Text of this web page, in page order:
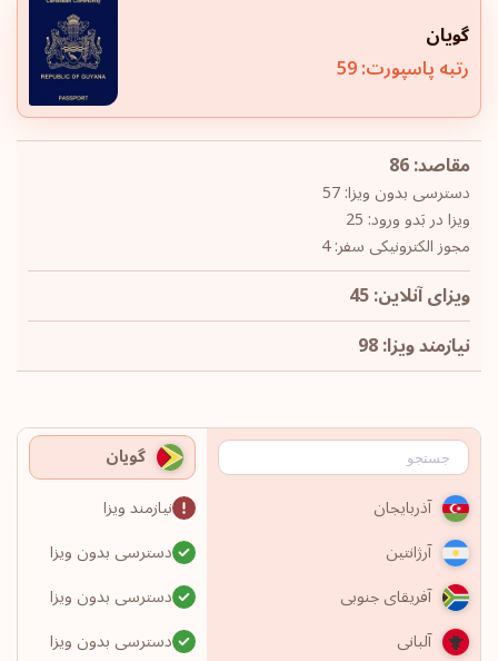
گویان
رتبه پاسپورت: 59
مقاصد: 86
دسترسی بدون ویزا: 57
ویزا در بَدو ورود: 25
مجوز الکترونیکی سفر: 4
ویزای آنلاین: 45
نیازمند ویزا: 98
گویان
آذربایجان
نیازمند ویزا
آرژانتین
دسترسی بدون ویزا
آفریقای جنوبی
دسترسی بدون ویزا
آلبانی
دسترسی بدون ویزا